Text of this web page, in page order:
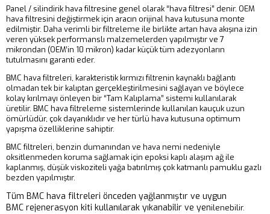
Panel / silindirik hava filtresine genel olarak “hava filtresi” denir. OEM
hava filtresini değiştirmek için aracın orijinal hava kutusuna monte
edilmiştir. Daha verimli bir filtreleme ile birlikte artan hava akışına izin
veren yüksek performanslı malzemelerden yapılmıştır ve 7
mikrondan (OEM’in 10 mikron) kadar küçük tüm adezyonların
tutulmasını garanti eder.
BMC hava filtreleri, karakteristik kırmızı filtrenin kaynaklı bağlantı
olmadan tek bir kalıptan gerçekleştirilmesini sağlayan ve böylece
kolay kırılmayı önleyen bir “Tam Kalıplama” sistemi kullanılarak
üretilir. BMC hava filtreleme sistemlerinde kullanılan kauçuk uzun
ömürlüdür, çok dayanıklıdır ve her türlü hava kutusuna optimum
yapışma özelliklerine sahiptir.
BMC filtreleri, benzin dumanından ve hava nemi nedeniyle
oksitlenmeden koruma sağlamak için epoksi kaplı alaşım ağ ile
kaplanmış, düşük viskoziteli yağa batırılmış çok katmanlı pamuklu gazlı
bezden yapılmıştır.
Tüm BMC hava filtreleri önceden yağlanmıştır ve uygun
BMC rejenerasyon kiti kullanılarak yıkanabilir ve yenilenebilir.